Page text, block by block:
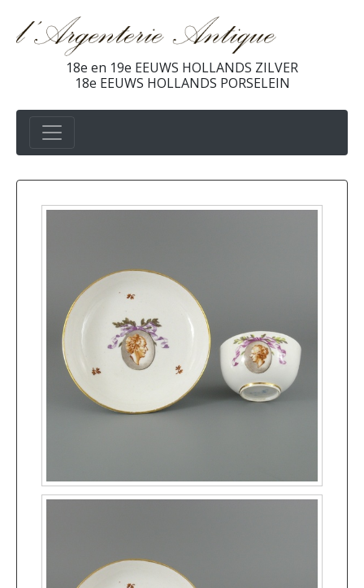
18e en 19e EEUWS HOLLANDS ZILVER
18e EEUWS HOLLANDS PORSELEIN